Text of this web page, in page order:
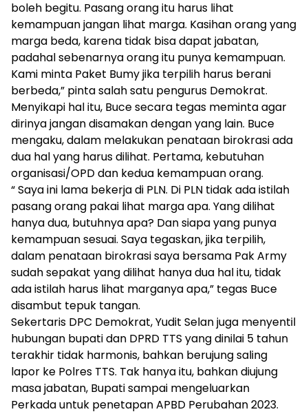
boleh begitu. Pasang orang itu harus lihat
kemampuan jangan lihat marga. Kasihan orang yang
marga beda, karena tidak bisa dapat jabatan,
padahal sebenarnya orang itu punya kemampuan.
Kami minta Paket Bumy jika terpilih harus berani
berbeda,” pinta salah satu pengurus Demokrat.
Menyikapi hal itu, Buce secara tegas meminta agar
dirinya jangan disamakan dengan yang lain. Buce
mengaku, dalam melakukan penataan birokrasi ada
dua hal yang harus dilihat. Pertama, kebutuhan
organisasi/OPD dan kedua kemampuan orang.
“ Saya ini lama bekerja di PLN. Di PLN tidak ada istilah
pasang orang pakai lihat marga apa. Yang dilihat
hanya dua, butuhnya apa? Dan siapa yang punya
kemampuan sesuai. Saya tegaskan, jika terpilih,
dalam penataan birokrasi saya bersama Pak Army
sudah sepakat yang dilihat hanya dua hal itu, tidak
ada istilah harus lihat marganya apa,” tegas Buce
disambut tepuk tangan.
Sekertaris DPC Demokrat, Yudit Selan juga menyentil
hubungan bupati dan DPRD TTS yang dinilai 5 tahun
terakhir tidak harmonis, bahkan berujung saling
lapor ke Polres TTS. Tak hanya itu, bahkan diujung
masa jabatan, Bupati sampai mengeluarkan
Perkada untuk penetapan APBD Perubahan 2023.